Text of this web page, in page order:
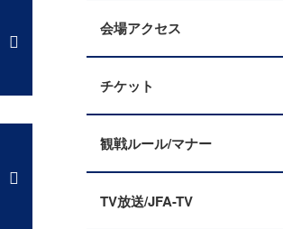
会場アクセス
チケット
観戦ルール/マナー
TV放送/JFA-TV